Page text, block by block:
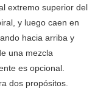
extremo superior del
y luego caen en
hacia arriba y
una mezcla
es opcional.
dos propósitos.